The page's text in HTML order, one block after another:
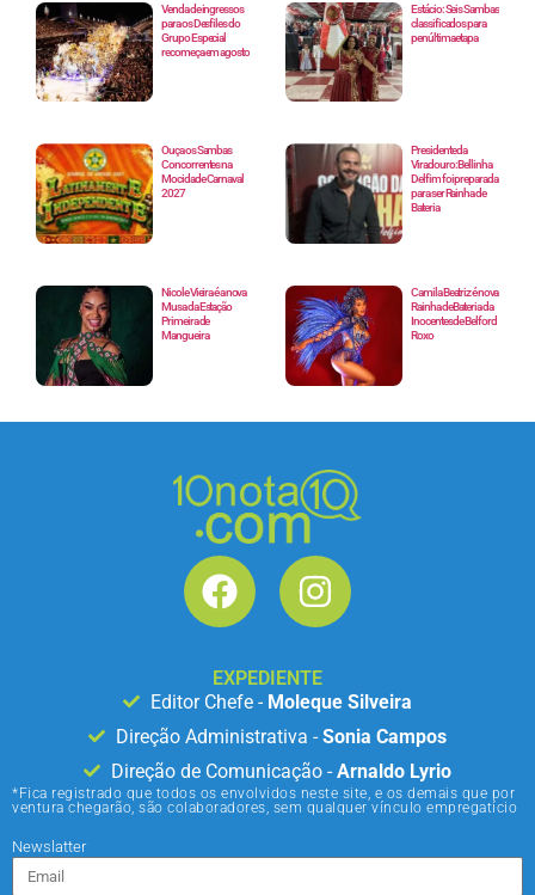
Venda de ingressos
para os Desfiles do
Grupo Especial
recomeça em agosto
Estácio: Seis Sambas
classificados para
penúltima etapa
Ouça os Sambas
Concorrentes na
Mocidade Carnaval
2027
Presidente da
Viradouro: Bellinha
Delfim foi preparada
para ser Rainha de
Bateria
Nicole Vieira é a nova
Musa da Estação
Primeira de
Mangueira
Camila Beatriz é nova
Rainha de Bateria da
Inocentes de Belford
Roxo
EXPEDIENTE
Editor Chefe - Moleque Silveira
Direção Administrativa -Sonia Campos
Direção de Comunicação -Arnaldo Lyrio
*Fica registrado que todos os envolvidos neste site, e os demais que por
ventura chegarão, são colaboradores, sem qualquer vínculo empregatício
Newslatter